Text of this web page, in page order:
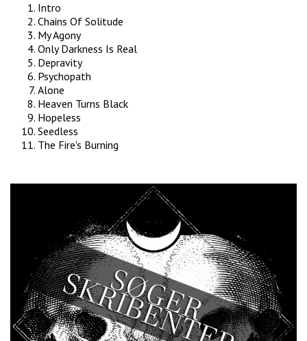
Intro
Chains Of Solitude
My Agony
Only Darkness Is Real
Depravity
Psychopath
Alone
Heaven Turns Black
Hopeless
Seedless
The Fire's Burning